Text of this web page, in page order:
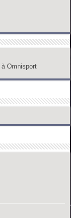
à Omnisport